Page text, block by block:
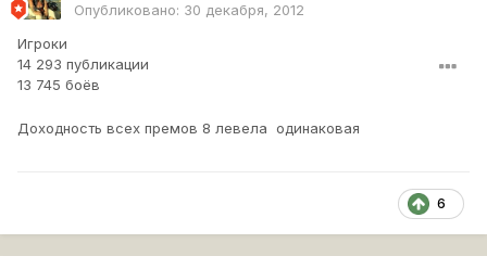
Опубликовано: 30 декабря, 2012
Игроки
14 293 публикации
13 745 боёв
Доходность всех премов 8 левела одинаковая
6